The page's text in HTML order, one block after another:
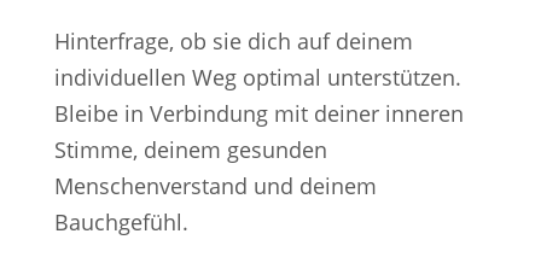
Hinterfrage, ob sie dich auf deinem
individuellen Weg optimal unterstützen.
Bleibe in Verbindung mit deiner inneren
Stimme, deinem gesunden
Menschenverstand und deinem
Bauchgefühl.